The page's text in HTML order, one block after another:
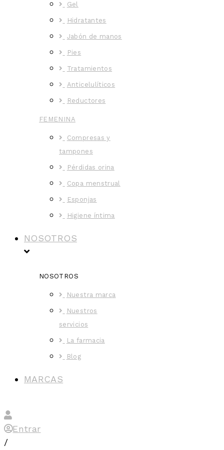
Gel
Hidratantes
Jabón de manos
Pies
Tratamientos
Anticelulíticos
Reductores
FEMENINA
Compresas y
tampones
Pérdidas orina
Copa menstrual
Esponjas
Higiene íntima
NOSOTROS
NOSOTROS
Nuestra marca
Nuestros
servicios
La farmacia
Blog
MARCAS
Entrar
/